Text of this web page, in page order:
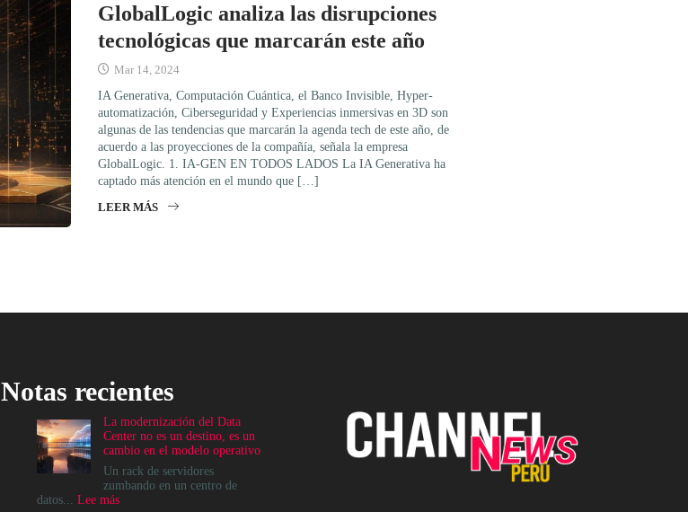
GlobalLogic analiza las disrupciones
tecnológicas que marcarán este año
Mar 14, 2024
IA Generativa, Computación Cuántica, el Banco Invisible, Hyper-
automatización, Ciberseguridad y Experiencias inmersivas en 3D son
algunas de las tendencias que marcarán la agenda tech de este año, de
acuerdo a las proyecciones de la compañía, señala la empresa
GlobalLogic. 1. IA-GEN EN TODOS LADOS La IA Generativa ha
captado más atención en el mundo que […]
LEER MÁS
Notas recientes
La modernización del Data
Center no es un destino, es un
cambio en el modelo operativo
Un rack de servidores
zumbando en un centro de
datos... Lee más: